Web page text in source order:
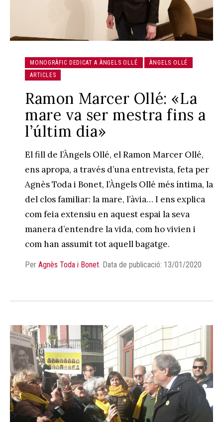
MONOGRÀFIC DEDICAT A ÀNGELS OLLÉ
ÀNGELS OLLÉ
ARTICLES
Ramon Marcer Ollé: «La
mare va ser mestra fins a
l’últim dia»
El fill de l’Àngels Ollé, el Ramon Marcer Ollé,
ens apropa, a través d’una entrevista, feta per
Agnès Toda i Bonet, l’Àngels Ollé més íntima, la
del clos familiar: la mare, l’àvia… I ens explica
com feia extensiu en aquest espai la seva
manera d’entendre la vida, com ho vivien i
com han assumit tot aquell bagatge.
Per Agnès Toda i Bonet. Data de publicació: 13/01/2020